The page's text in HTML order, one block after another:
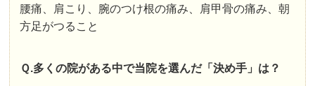
腰痛、肩こり、腕のつけ根の痛み、肩甲骨の痛み、朝
方足がつること
Ｑ.多くの院がある中で当院を選んだ「決め手」は？